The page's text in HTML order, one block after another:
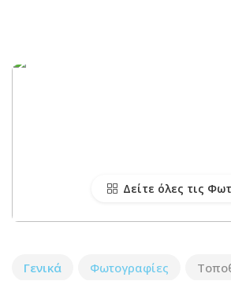
Δείτε όλες τις
Γενικά Φωτογραφίες